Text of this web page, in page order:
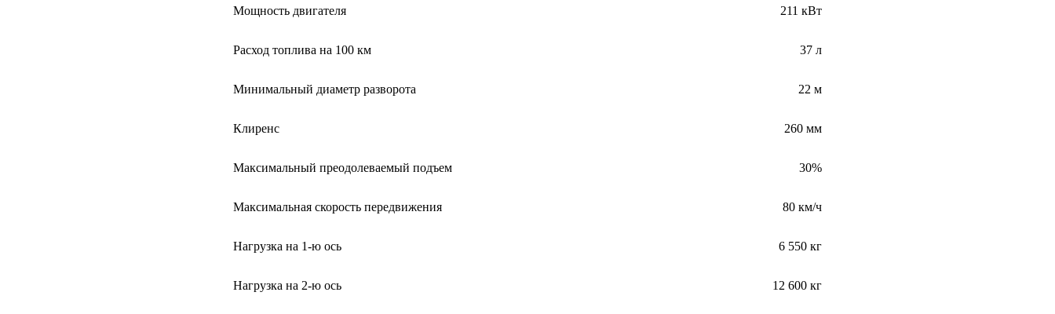
Мощность двигателя 211 кВт
Расход топлива на 100 км 37 л
Минимальный диаметр разворота 22 м
Клиренс 260 мм
Максимальный преодолеваемый подъем 30%
Максимальная скорость передвижения 80 км/ч
Нагрузка на 1-ю ось 6 550 кг
Нагрузка на 2-ю ось 12 600 кг